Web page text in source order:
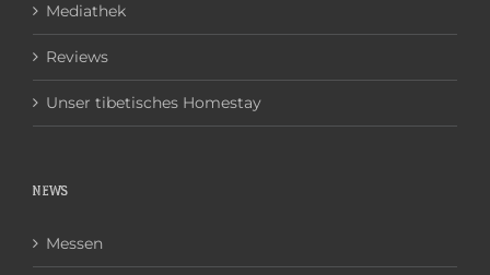
Mediathek
Reviews
Unser tibetisches Homestay
NEWS
Messen